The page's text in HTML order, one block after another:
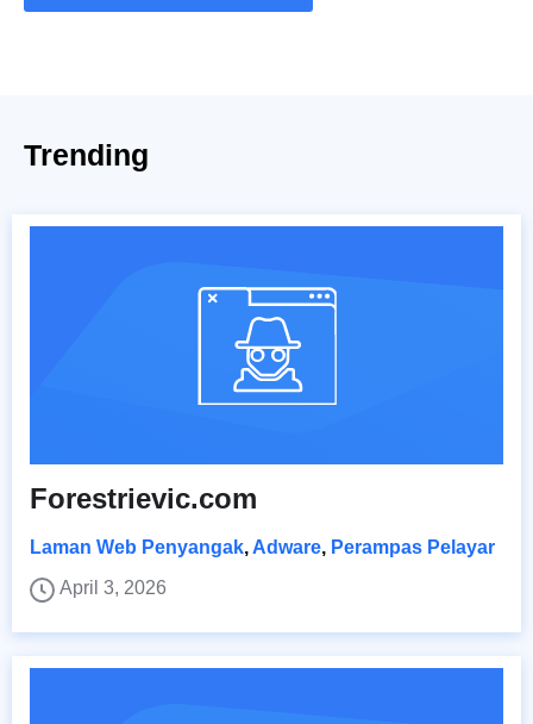
Trending
Forestrievic.com
Laman Web Penyangak, Adware, Perampas Pelayar
April 3, 2026